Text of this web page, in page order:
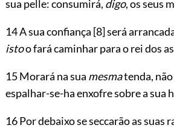
sua pelle: consumirá, digo, os seus
14 A sua confiança [8]será
istoo fará caminhar para o rei dos
15 Morará na sua mesmatenda,
espalhar-se-ha enxofre sobre a sua
16 Por debaixo se seccarão as suas